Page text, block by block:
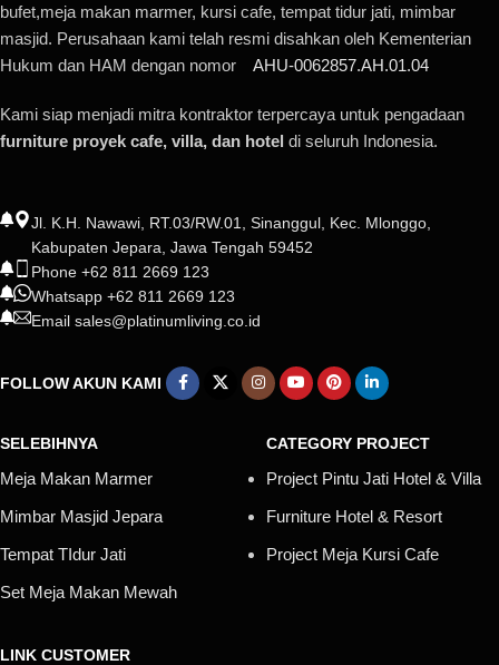
bufet,meja makan marmer, kursi cafe, tempat tidur jati, mimbar
masjid. Perusahaan kami telah resmi disahkan oleh Kementerian
Hukum dan HAM dengan nomor AHU-0062857.AH.01.04
Kami siap menjadi mitra kontraktor terpercaya untuk pengadaan
furniture proyek cafe, villa, dan hotel di seluruh Indonesia.
Jl. K.H. Nawawi, RT.03/RW.01, Sinanggul, Kec. Mlonggo,
Kabupaten Jepara, Jawa Tengah 59452
Phone +62 811 2669 123
Whatsapp +62 811 2669 123
Email sales@platinumliving.co.id
FOLLOW AKUN KAMI
SELEBIHNYA
Meja Makan Marmer
Mimbar Masjid Jepara
Tempat TIdur Jati
Set Meja Makan Mewah
CATEGORY PROJECT
Project Pintu Jati Hotel & Villa
Furniture Hotel & Resort
Project Meja Kursi Cafe
LINK CUSTOMER